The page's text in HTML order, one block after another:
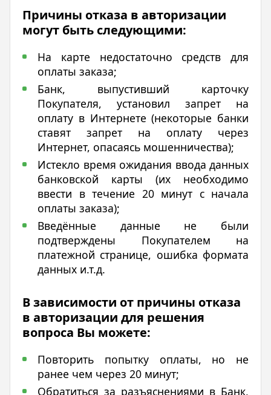
Причины отказа в авторизации
могут быть следующими:
На карте недостаточно средств для
оплаты заказа;
Банк, выпустивший карточку
Покупателя, установил запрет на
оплату в Интернете (некоторые банки
ставят запрет на оплату через
Интернет, опасаясь мошенничества);
Истекло время ожидания ввода данных
банковской карты (их необходимо
ввести в течение 20 минут с начала
оплаты заказа);
Введённые данные не были
подтверждены Покупателем на
платежной странице, ошибка формата
данных и.т.д.
В зависимости от причины отказа
в авторизации для решения
вопроса Вы можете:
Повторить попытку оплаты, но не
ранее чем через 20 минут;
Обратиться за разъяснениями в Банк,